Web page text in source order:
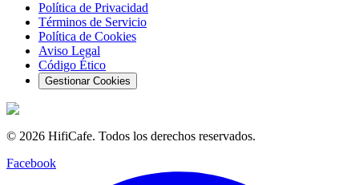
Política de Privacidad
Términos de Servicio
Política de Cookies
Aviso Legal
Código Ético
Gestionar Cookies
© 2026 HifiCafe. Todos los derechos reservados.
Facebook